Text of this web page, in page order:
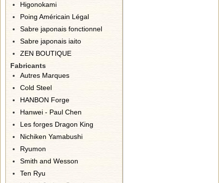
Higonokami
Poing Américain Légal
Sabre japonais fonctionnel
Sabre japonais iaito
ZEN BOUTIQUE
Fabricants
Autres Marques
Cold Steel
HANBON Forge
Hanwei - Paul Chen
Les forges Dragon King
Nichiken Yamabushi
Ryumon
Smith and Wesson
Ten Ryu